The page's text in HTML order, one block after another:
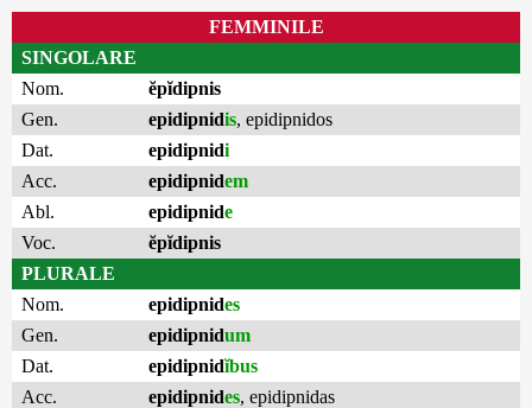
FEMMINILE
SINGOLARE
Nom.
ĕpĭdipnis
Gen.
epidipnidis, epidipnidos
Dat.
epidipnidi
Acc.
epidipnidem
Abl.
epidipnide
Voc.
ĕpĭdipnis
PLURALE
Nom.
epidipnides
Gen.
epidipnidum
Dat.
epidipnidĭbus
Acc.
epidipnides, epidipnidas